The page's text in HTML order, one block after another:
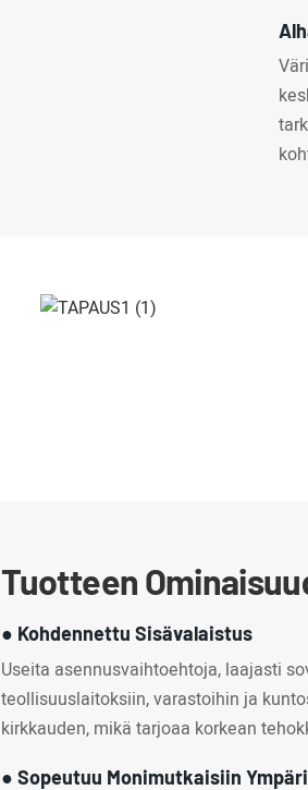
Tuotteen
● Kohdennettu Sisävalaistus
Useita asennusvaihtoehtoja, laajasti
teollisuuslaitoksiin, varastoihin ja
kirkkauden, mikä tarjoaa korkean
● Sopeutuu Monimutkaisiin